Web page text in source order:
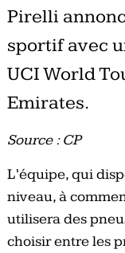
Pirelli
sportif avec
UCI World
Emirates.
Source : CP
L’équipe, qui
niveau, à
utilisera des
choisir entre les